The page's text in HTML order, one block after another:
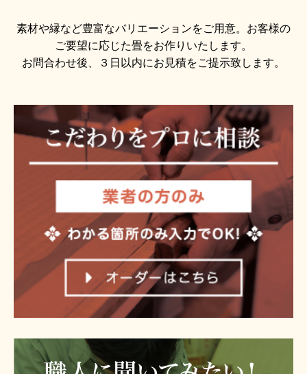
素材や縁など豊富なバリエーションをご用意。お客様の
ご要望に応じた畳をお作りいたします。
お問合わせ後、３日以内にお見積をご提示致します。